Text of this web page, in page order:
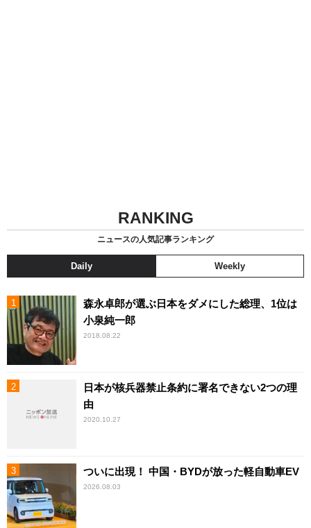
RANKING
ニュースの人気記事ランキング
Daily Weekly
森永卓郎が選ぶ日本をダメにした総理、1位は
小泉純一郎
2018.08.22
日本が核兵器禁止条約に署名できない2つの理
由
2020.10.27
ついに出現！ 中国・BYDが放った軽自動車EV
2026.08.03